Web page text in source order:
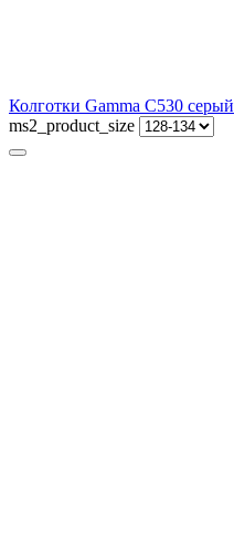
Колготки Gamma C530 серый
ms2_product_size